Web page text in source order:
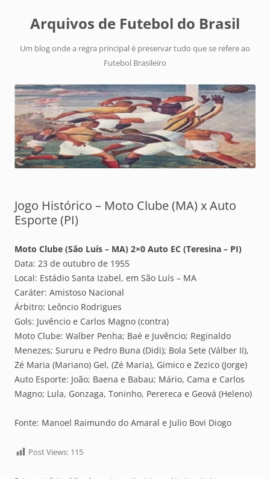
Arquivos de Futebol do Brasil
Um blog onde a regra principal é preservar tudo que se refere ao
Futebol Brasileiro
Jogo Histórico – Moto Clube (MA) x Auto
Esporte (PI)
Moto Clube (São Luís – MA) 2×0 Auto EC (Teresina – PI)
Data: 23 de outubro de 1955
Local: Estádio Santa Izabel, em São Luís – MA
Caráter: Amistoso Nacional
Árbitro: Leôncio Rodrigues
Gols: Juvêncio e Carlos Magno (contra)
Moto Clube: Walber Penha; Baé e Juvêncio; Reginaldo
Menezes; Sururu e Pedro Buna (Didi); Bola Sete (Válber II),
Zé Maria (Mariano) Gel, (Zé Maria), Gimico e Zezico (Jorge)
Auto Esporte: João; Baena e Babau; Mário, Cama e Carlos
Magno; Lula, Gonzaga, Toninho, Perereca e Geová (Heleno)
Fonte: Manoel Raimundo do Amaral e Julio Bovi Diogo
Post Views: 115